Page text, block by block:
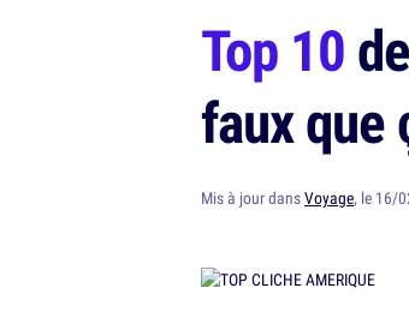
Top 10
faux que
Mis à jour dansVoyage, le 16/